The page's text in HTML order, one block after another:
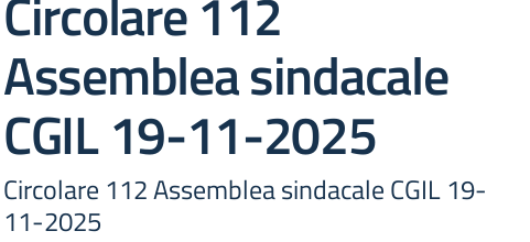
Assemblea sindacale
CGIL 19-11-2025
Circolare 112 Assemblea sindacale CGIL 19-
11-2025